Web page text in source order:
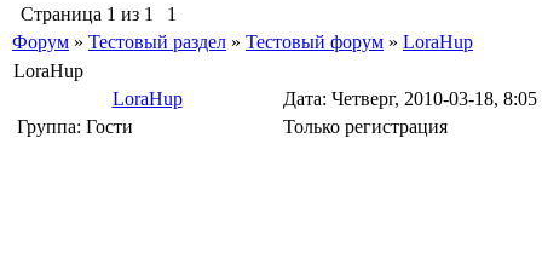
Страница 1 из 1
1
Форум » Тестовый раздел » Тестовый форум » LoraHup
LoraHup
LoraHup
Дата: Четверг, 2010-03-18,
Группа: Гости
Только регистрация